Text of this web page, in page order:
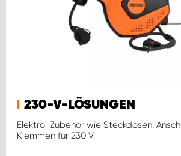
230-V-LÖSUNGEN
Elektro-Zubehör wie Steckdosen,
Klemmen für 230 V.